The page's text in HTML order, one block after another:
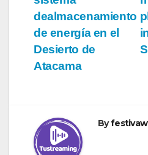
entradas
dealmacenamiento
de energía en el
Desierto de
Atacama
By